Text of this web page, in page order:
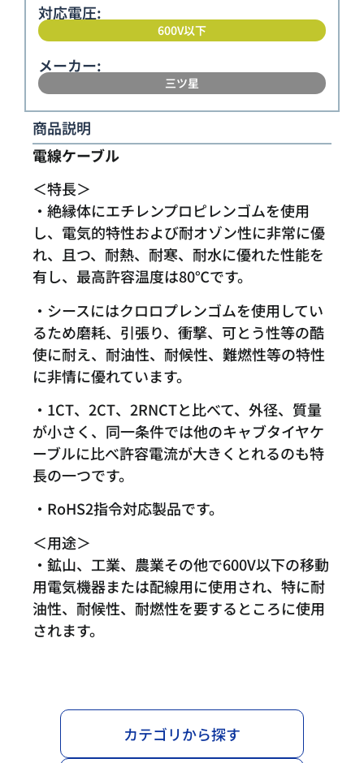
対応電圧:
600V以下
メーカー:
三ツ星
商品説明
電線ケーブル
＜特長＞
・絶縁体にエチレンプロピレンゴムを使用
し、電気的特性および耐オゾン性に非常に優
れ、且つ、耐熱、耐寒、耐水に優れた性能を
有し、最高許容温度は80℃です。
・シースにはクロロプレンゴムを使用してい
るため磨耗、引張り、衝撃、可とう性等の酷
使に耐え、耐油性、耐候性、難燃性等の特性
に非情に優れています。
・1CT、2CT、2RNCTと比べて、外径、質量
が小さく、同一条件では他のキャブタイヤケ
ーブルに比べ許容電流が大きくとれるのも特
長の一つです。
・RoHS2指令対応製品です。
＜用途＞
・鉱山、工業、農業その他で600V以下の移動
用電気機器または配線用に使用され、特に耐
油性、耐候性、耐燃性を要するところに使用
されます。
カテゴリから探す